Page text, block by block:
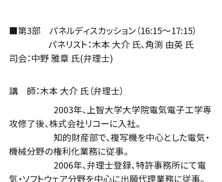
■第3部 パネルディスカッション（16:15〜17:15）
パネリスト：木本 大介 氏、角渕 由英 氏
司会：中野 雅章 氏(弁理士)
講 師：木本 大介 氏（弁理士）
2003年、上智大学大学院電気電子工学専
攻修了後、株式会社リコーに入社。
知的財産部で、複写機を中心とした電気・
機械分野の権利化業務に従事。
2006年、弁理士登録、特許事務所にて電
気・ソフトウェア分野を中心に出願代理業務に従事。